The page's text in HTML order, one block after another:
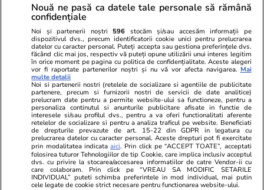
Parlamentul, somat să modifice
Legea salarizării. Înalta Curte
de Casație și Justiție: „Serioase
probleme de
constituționalitate”
PARTENERI
Nouă ne pasă ca datele tale personale să rămână
confidențiale
Noi și partenerii noștri 596 stocăm și/sau accesăm informații pe
dispozitivul dvs., precum identificatorii cookie unici pentru prelucrarea
datelor cu caracter personal. Puteți accepta sau gestiona preferințele dvs.
făcând clic mai jos, respectiv vă puteți opune utilizării unui interes legitim
în orice moment pe pagina cu politica de confidențialitate. Aceste alegeri
vor fi raportate partenerilor noștri și nu vă vor afecta navigarea. Mai
multe detalii
Noi si partenerii nostri (retelele de socializare si agentiile de publicitate
partenere, precum si furnizorii nostri de servicii de date analitice)
prelucram date pentru a permite website-ului sa functioneze, pentru a
personaliza continutul si anunturile publicitare afisate in functie de
interesele si/sau profilul dvs., pentru a va oferi functionalitati aferente
retelelor de socializare si pentru a analiza traficul pe website. Beneficiati
de drepturile prevazute de art. 15-22 din GDPR in legatura cu
prelucrarea datelor cu caracter personal. Aceste drepturi pot fi exercitate
prin modalitatea indicataaici. Prin click pe “ACCEPT TOATE”, acceptati
folosirea tuturor Tehnologiilor de tip Cookie, care implica inclusiv acceptul
dvs. cu privire la stocarea/accesarea informatiilor de catre Vendor-ii cu
care colaboram. Prin click pe “VREAU SA MODIFIC SETARILE
INDIVIDUAL” puteti schimba preferintele in mod individual, mai putin
cele legate de cookie strict necesare pentru functionarea website-ului.